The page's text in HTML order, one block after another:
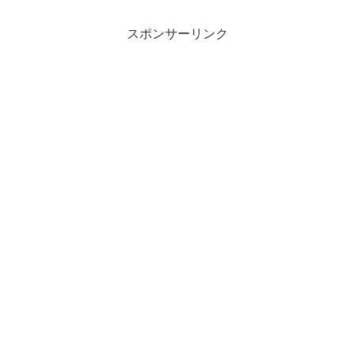
スポンサーリンク